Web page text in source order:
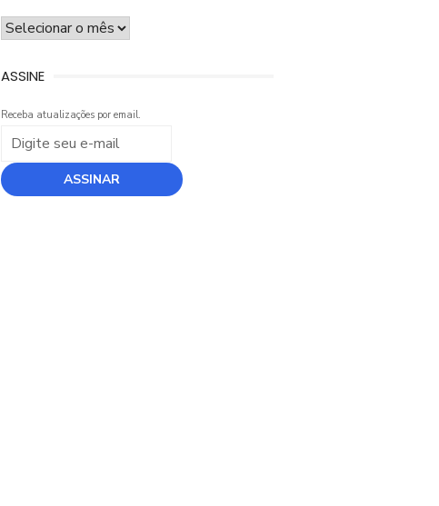
ARQUIVO
ASSINE
Receba atualizações por email.